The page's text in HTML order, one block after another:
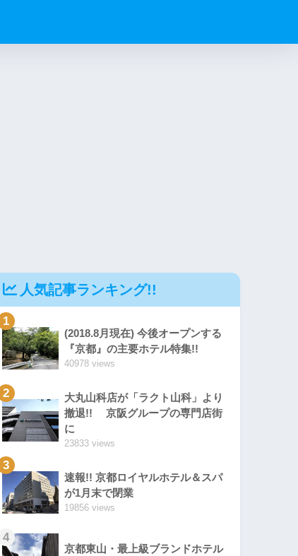
人気記事ランキング!!
1
(2018.8月現在) 今後オープンする
『京都』の主要ホテル特集!!
40978 views
2
大丸山科店が「ラクト山科」より
撤退!! 京阪グループの専門店街
に
23833 views
3
速報!! 京都ロイヤルホテル＆スパ
が1月末で閉業
19856 views
4
京都東山・最上級ブランドホテル